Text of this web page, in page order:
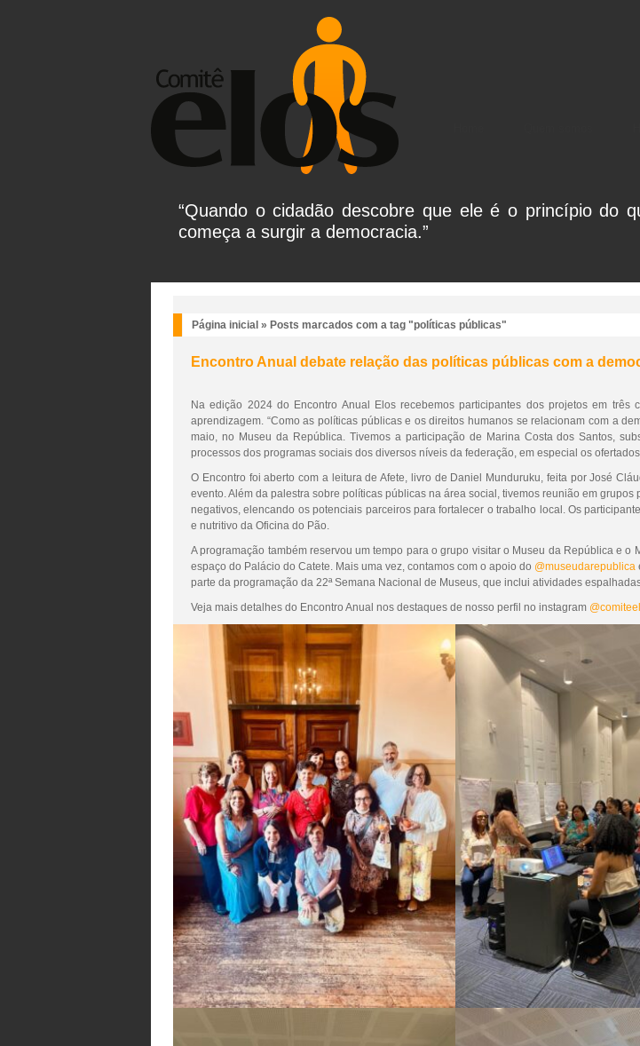
“Quando o cidadão descobre que ele é o princípio do
começa a surgir a democracia.”
Página inicial » Posts marcados com a tag "políticas públicas"
Encontro Anual debate relação das políticas públicas com a
Na edição 2024 do Encontro Anual Elos recebemos participantes dos projetos em
aprendizagem. “Como as políticas públicas e os direitos humanos se relacionam com a
maio, no Museu da República. Tivemos a participação de Marina Costa dos Santos,
processos dos programas sociais dos diversos níveis da federação, em especial os
O Encontro foi aberto com a leitura de Afete, livro de Daniel Munduruku, feita por José
evento. Além da palestra sobre políticas públicas na área social, tivemos reunião em
negativos, elencando os potenciais parceiros para fortalecer o trabalho local. Os
e nutritivo da Oficina do Pão.
A programação também reservou um tempo para o grupo visitar o Museu da República e
espaço do Palácio do Catete. Mais uma vez, contamos com o apoio do @museudarepublica
parte da programação da 22ª Semana Nacional de Museus, que inclui atividades
Veja mais detalhes do Encontro Anual nos destaques de nosso perfil no instagram